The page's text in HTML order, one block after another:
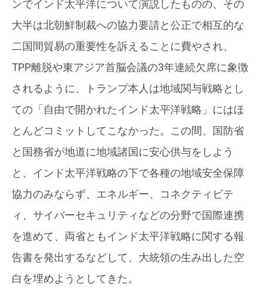
ンでインド太平洋について演説したものの、その
大半は北朝鮮制裁への協力要請と公正で相互的な
二国間貿易の重要性を訴えることに費やされ、
TPP離脱や東アジア首脳会議の3年連続欠席に象徴
されるように、トランプ本人は地域関与戦略とし
ての「自由で開かれたインド太平洋戦略」にはほ
とんどコミットしてこなかった。この間、国防省
と国務省が地道に地域諸国に安心供与をしよう
と、インド太平洋戦略の下で各種の地域安全保障
協力のみならず、エネルギー、コネクティビテ
ィ、サイバーセキュリティなどの分野で国際連携
を進めて、両省ともインド太平洋戦略に関する報
告書を発出するなどして、大統領の生み出した空
白を埋めようとしてきた。